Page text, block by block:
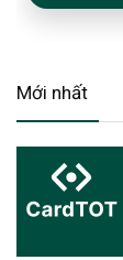
Mới nhất